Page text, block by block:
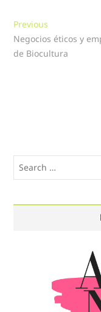
Navegación
de
Previous
post:
Negocios éticos y
de Biocultura